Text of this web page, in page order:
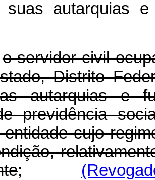
suas autarquias
o servidor civil
Distrito
autarquias e
previdência
cujo
;